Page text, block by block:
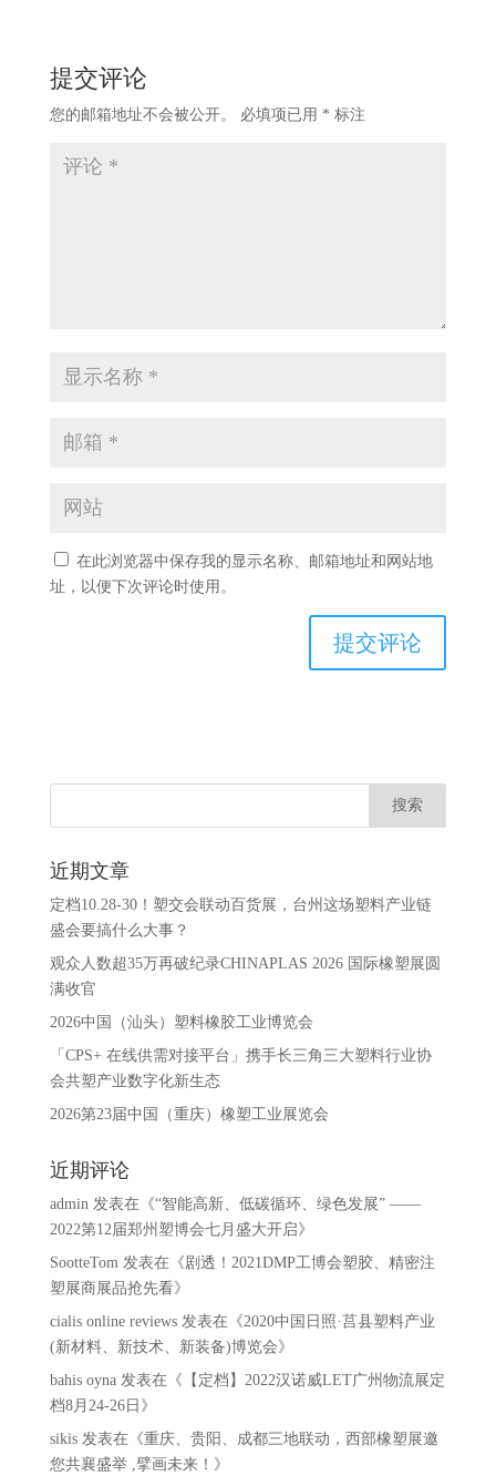
提交评论
您的邮箱地址不会被公开。 必填项已用 * 标注
在此浏览器中保存我的显示名称、邮箱地址和网站地
址，以便下次评论时使用。
近期文章
定档10.28-30！塑交会联动百货展，台州这场塑料产业链
盛会要搞什么大事？
观众人数超35万再破纪录CHINAPLAS 2026 国际橡塑展圆
满收官
2026中国（汕头）塑料橡胶工业博览会
「CPS+ 在线供需对接平台」携手长三角三大塑料行业协
会共塑产业数字化新生态
2026第23届中国（重庆）橡塑工业展览会
近期评论
admin 发表在《“智能高新、低碳循环、绿色发展” ——
2022第12届郑州塑博会七月盛大开启》
SootteTom 发表在《剧透！2021DMP工博会塑胶、精密注
塑展商展品抢先看》
cialis online reviews发表在《2020中国日照·莒县塑料产业
(新材料、新技术、新装备)博览会》
bahis oyna发表在《 【定档】2022汉诺威LET广州物流展定
档8月24-26日 》
sikis发表在《重庆、贵阳、成都三地联动，西部橡塑展邀
您共襄盛举 ,擘画未来！ 》